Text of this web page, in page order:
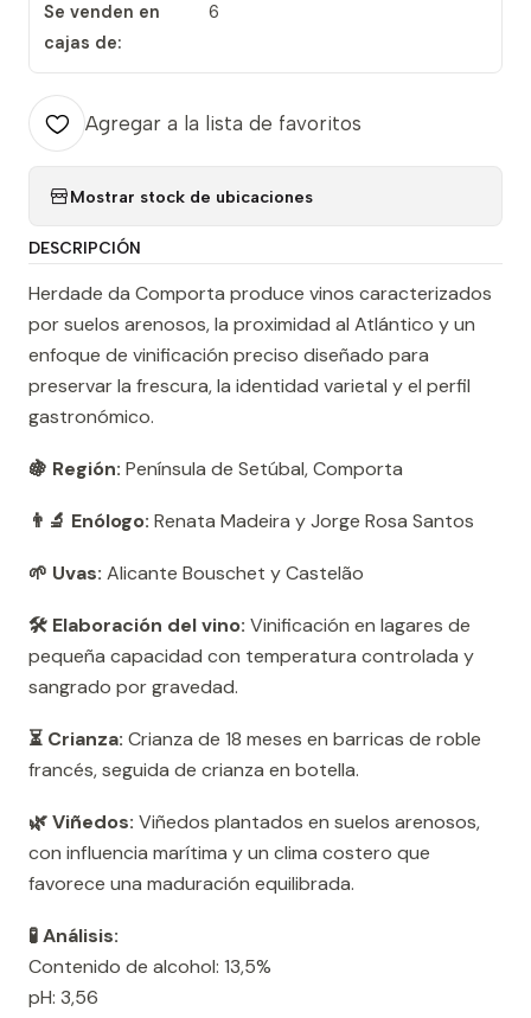
Se venden en
cajas de:
6
Agregar a la lista de favoritos
Mostrar stock de ubicaciones
DESCRIPCIÓN
Herdade da Comporta produce vinos caracterizados
por suelos arenosos, la proximidad al Atlántico y un
enfoque de vinificación preciso diseñado para
preservar la frescura, la identidad varietal y el perfil
gastronómico.
🍇 Región: Península de Setúbal, Comporta
👨‍🔬 Enólogo: Renata Madeira y Jorge Rosa Santos
🌱 Uvas: Alicante Bouschet y Castelão
🛠️ Elaboración del vino: Vinificación en lagares de
pequeña capacidad con temperatura controlada y
sangrado por gravedad.
⏳ Crianza: Crianza de 18 meses en barricas de roble
francés, seguida de crianza en botella.
🌿 Viñedos: Viñedos plantados en suelos arenosos,
con influencia marítima y un clima costero que
favorece una maduración equilibrada.
🧪 Análisis:
Contenido de alcohol: 13,5%
pH: 3,56